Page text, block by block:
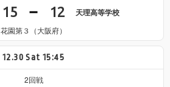
15 12 天理高等学校
花園第３（大阪府）
12.30 Sat 15:45
2回戦